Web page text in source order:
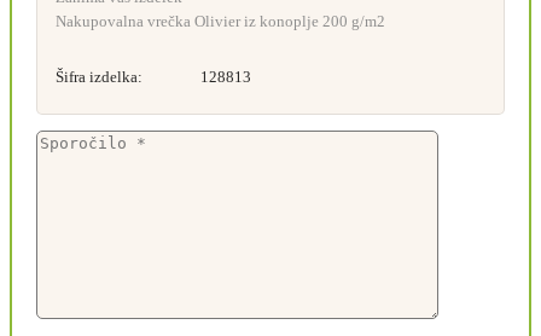
Nakupovalna vrečka Olivier iz konoplje 200 g/m2
Šifra izdelka: 128813